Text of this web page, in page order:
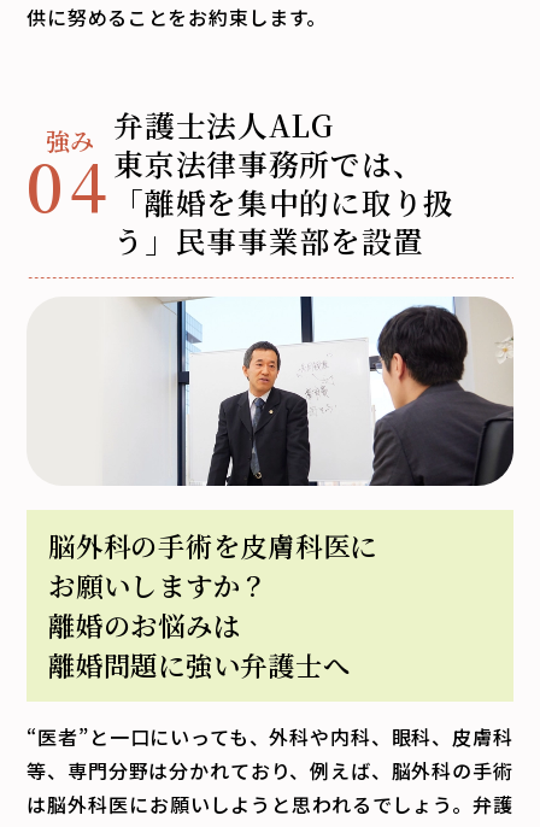
供に努めることをお約束します。
04
弁護士法人ALG
東京法律事務所では、
「離婚を集中的に取り扱
う」 民事事業部を設置
脳外科の手術を皮膚科医に
お願いしますか？
離婚のお悩みは
離婚問題に強い弁護士へ
“医者”と一口にいっても、外科や内科、眼科、皮膚科
等、専門分野は分かれており、例えば、脳外科の手術
は脳外科医にお願いしようと思われるでしょう。弁護